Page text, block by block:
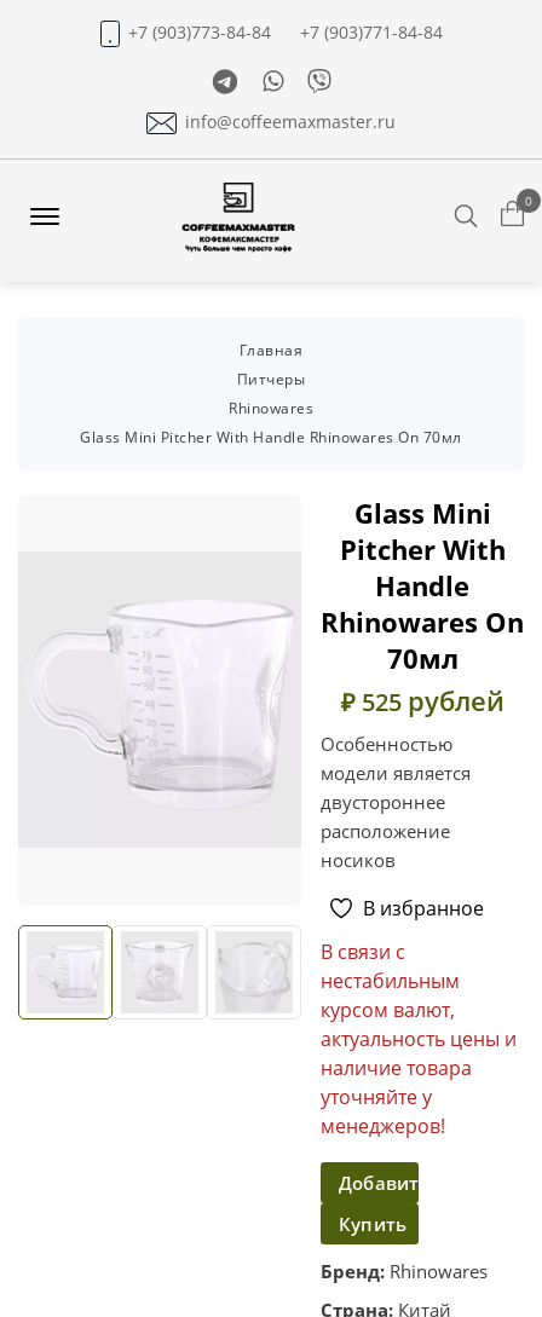
+7 (903)773-84-84
+7 (903)771-84-84
TelegramWhatsapp
Viber
info@coffeemaxmaster.ru
0
Главная
Питчеры
Rhinowares
Glass Mini Pitcher With Handle Rhinowares On 70мл
Glass Mini
Pitcher With
Handle
Rhinowares On
70мл
₽ 525 рублей
Особенностью
модели является
двустороннее
расположение
носиков
В избранное
В связи с
нестабильным
курсом валют,
актуальность цены и
наличие товара
уточняйте у
менеджеров!
Добавить
в
корзину
Купить
в
один
Бренд: Rhinowares
Страна: Китай